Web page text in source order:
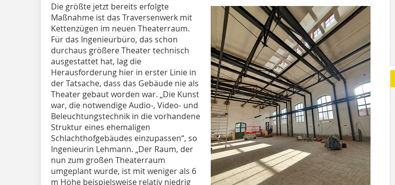
Die größte jetzt bereits erfolgte
Maßnahme ist das Traversenwerk mit
Kettenzügen im neuen Theaterraum.
Für das Ingenieurbüro, das schon
durchaus größere Theater technisch
ausgestattet hat, lag die
Herausforderung hier in erster Linie in
der Tatsache, dass das Gebäude nie als
Theater gebaut worden war. „Die Kunst
war, die notwendige Audio-, Video- und
Beleuchtungstechnik in die vorhandene
Struktur eines ehemaligen
Schlachthofgebäudes einzupassen“, so
Ingenieurin Lehmann. „Der Raum, der
nun zum großen Theaterraum
umgeplant wurde, ist mit weniger als 6
m Höhe beispielsweise relativ niedrig